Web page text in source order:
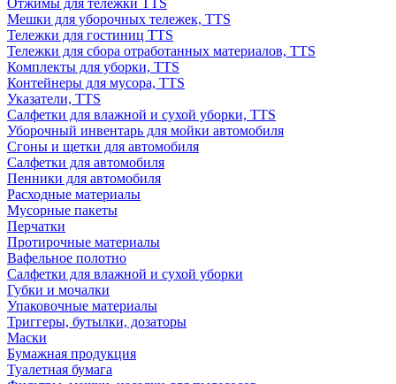
Отжимы для тележки TTS
Мешки для уборочных тележек, TTS
Тележки для гостиниц TTS
Тележки для сбора отработанных материалов, TTS
Комплекты для уборки, TTS
Контейнеры для мусора, TTS
Указатели, TTS
Салфетки для влажной и сухой уборки, TTS
Уборочный инвентарь для мойки автомобиля
Сгоны и щетки для автомобиля
Салфетки для автомобиля
Пенники для автомобиля
Расходные материалы
Мусорные пакеты
Перчатки
Протирочные материалы
Вафельное полотно
Салфетки для влажной и сухой уборки
Губки и мочалки
Упаковочные материалы
Триггеры, бутылки, дозаторы
Маски
Бумажная продукция
Туалетная бумага